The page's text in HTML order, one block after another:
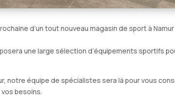
d’un tout nouveau magasin de sport à
une large sélection d’équipements sportifs
notre équipe de spécialistes sera là pour vous
besoins.